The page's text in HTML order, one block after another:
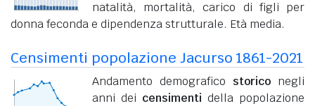
natalità, mortalità, carico di figli per
donna feconda e dipendenza strutturale. Età media.
Censimenti popolazione Jacurso 1861-2021
Andamento demografico storico negli
anni dei censimenti della popolazione